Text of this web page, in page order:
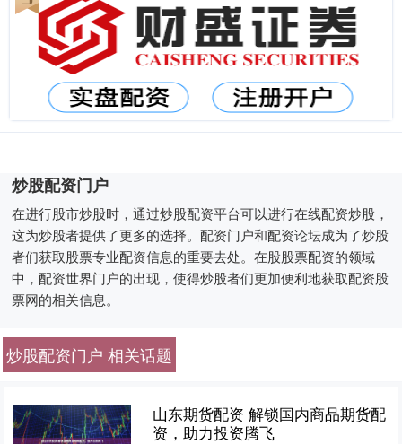
炒股配资门户
在进行股市炒股时，通过炒股配资平台可以进行在线配资炒股，
这为炒股者提供了更多的选择。配资门户和配资论坛成为了炒股
者们获取股票专业配资信息的重要去处。在股股票配资的领域
中，配资世界门户的出现，使得炒股者们更加便利地获取配资股
票网的相关信息。
炒股配资门户 相关话题
山东期货配资 解锁国内商品期货配
资，助力投资腾飞